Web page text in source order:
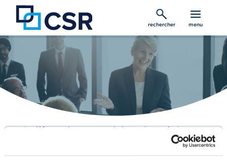
Aller
contenu
principal
rechercher menu
Collège de supervision des réviseurs